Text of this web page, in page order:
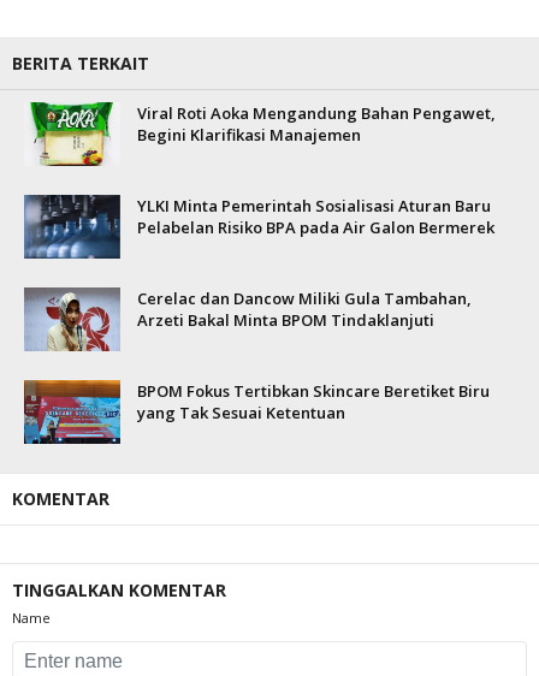
BERITA TERKAIT
Viral Roti Aoka Mengandung Bahan Pengawet,
Begini Klarifikasi Manajemen
YLKI Minta Pemerintah Sosialisasi Aturan Baru
Pelabelan Risiko BPA pada Air Galon Bermerek
Cerelac dan Dancow Miliki Gula Tambahan,
Arzeti Bakal Minta BPOM Tindaklanjuti
BPOM Fokus Tertibkan Skincare Beretiket Biru
yang Tak Sesuai Ketentuan
KOMENTAR
TINGGALKAN KOMENTAR
Name